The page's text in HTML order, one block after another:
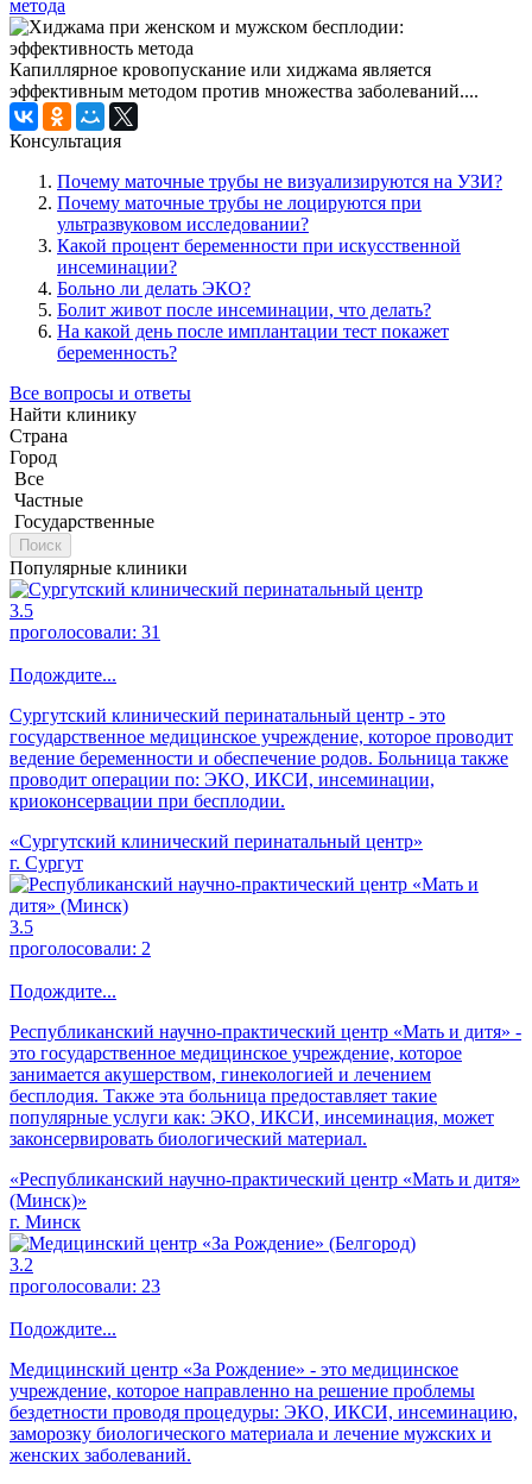
метода
Капиллярное кровопускание или хиджама является
эффективным методом против множества заболеваний....
Консультация
Почему маточные трубы не визуализируются на УЗИ?
Почему маточные трубы не лоцируются при
ультразвуковом исследовании?
Какой процент беременности при искусственной
инсеминации?
Больно ли делать ЭКО?
Болит живот после инсеминации, что делать?
На какой день после имплантации тест покажет
беременность?
Все вопросы и ответы
Найти клинику
Страна
Город
Все
Частные
Государственные
Поиск
Популярные клиники
3.5
проголосовали: 31
Подождите...
Сургутский клинический перинатальный центр - это
государственное медицинское учреждение, которое проводит
ведение беременности и обеспечение родов. Больница также
проводит операции по: ЭКО, ИКСИ, инсеминации,
криоконсервации при бесплодии.
«Сургутский клинический перинатальный центр»
г. Сургут
3.5
проголосовали: 2
Подождите...
Республиканский научно-практический центр «Мать и дитя» -
это государственное медицинское учреждение, которое
занимается акушерством, гинекологией и лечением
бесплодия. Также эта больница предоставляет такие
популярные услуги как: ЭКО, ИКСИ, инсеминация, может
законсервировать биологический материал.
«Республиканский научно-практический центр «Мать и дитя»
(Минск)»
г. Минск
3.2
проголосовали: 23
Подождите...
Медицинский центр «За Рождение» - это медицинское
учреждение, которое направленно на решение проблемы
бездетности проводя процедуры: ЭКО, ИКСИ, инсеминацию,
заморозку биологического материала и лечение мужских и
женских заболеваний.